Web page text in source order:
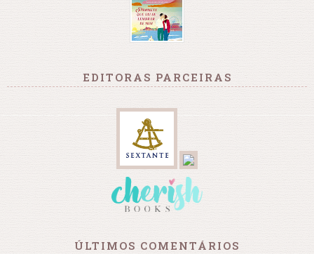
EDITORAS PARCEIRAS
ÚLTIMOS COMENTÁRIOS